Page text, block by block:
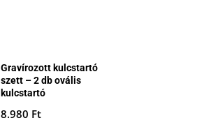
Gravírozott kulcstartó
szett – 2 db ovális
kulcstartó
8.980 Ft